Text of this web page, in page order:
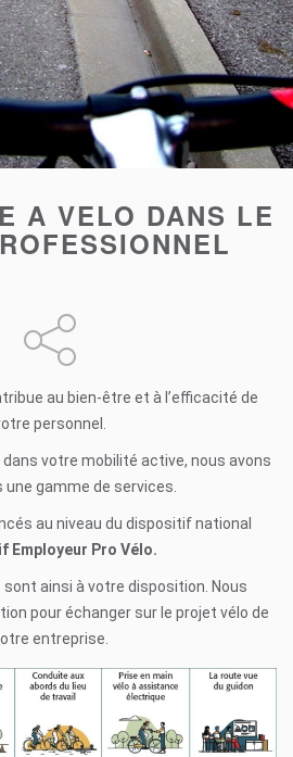
A VELO DANS LE
au bien-être et à l’efficacité de
personnel.
votre mobilité active, nous avons
une gamme de services.
au niveau du dispositif national
Employeur Pro Vélo.
sont ainsi à votre disposition. Nous
pour échanger sur le projet vélo de
entreprise.